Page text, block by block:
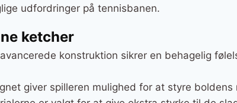
udfordringer på tennisbanen.
ketcher
konstruktion sikrer en behagelig
giver spilleren mulighed for at styre